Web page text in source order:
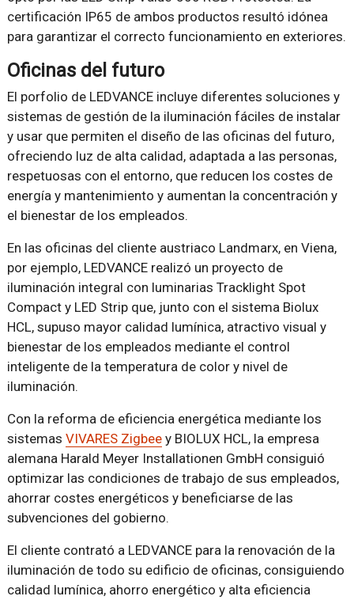
certificación IP65 de ambos productos resultó idónea
para garantizar el correcto funcionamiento en exteriores.
Oficinas del futuro
El porfolio de LEDVANCE incluye diferentes soluciones y
sistemas de gestión de la iluminación fáciles de instalar
y usar que permiten el diseño de las oficinas del futuro,
ofreciendo luz de alta calidad, adaptada a las personas,
respetuosas con el entorno, que reducen los costes de
energía y mantenimiento y aumentan la concentración y
el bienestar de los empleados.
En las oficinas del cliente austriaco Landmarx, en Viena,
por ejemplo, LEDVANCE realizó un proyecto de
iluminación integral con luminarias Tracklight Spot
Compact y LED Strip que, junto con el sistema Biolux
HCL, supuso mayor calidad lumínica, atractivo visual y
bienestar de los empleados mediante el control
inteligente de la temperatura de color y nivel de
iluminación.
Con la reforma de eficiencia energética mediante los
sistemas VIVARES Zigbeey BIOLUX HCL, la empresa
alemana Harald Meyer Installationen GmbH consiguió
optimizar las condiciones de trabajo de sus empleados,
ahorrar costes energéticos y beneficiarse de las
subvenciones del gobierno.
El cliente contrató a LEDVANCE para la renovación de la
iluminación de todo su edificio de oficinas, consiguiendo
calidad lumínica, ahorro energético y alta eficiencia